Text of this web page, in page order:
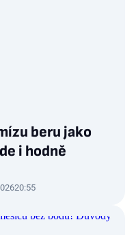
beru jako
i hodně
20:55